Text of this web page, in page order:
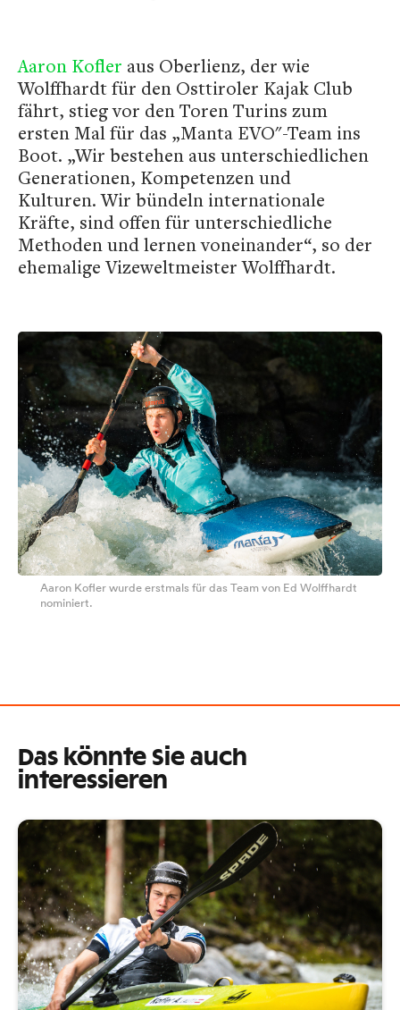
Aaron Kofler aus Oberlienz, der wie
Wolffhardt für den Osttiroler Kajak Club
fährt, stieg vor den Toren Turins zum
ersten Mal für das „Manta EVO"-Team ins
Boot. „Wir bestehen aus unterschiedlichen
Generationen, Kompetenzen und
Kulturen. Wir bündeln internationale
Kräfte, sind offen für unterschiedliche
Methoden und lernen voneinander“, so der
ehemalige Vizeweltmeister Wolffhardt.
Aaron Kofler wurde erstmals für das Team von Ed Wolffhardt
nominiert.
Das könnte Sie auch
interessieren